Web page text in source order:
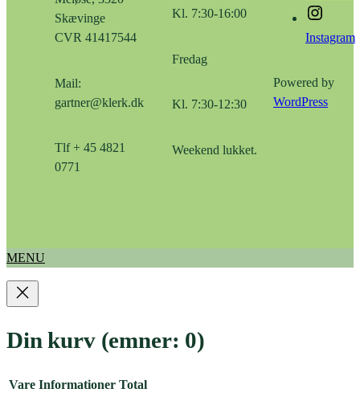
Skævinge
CVR 41417544
Mail:
gartner@klerk.dk
Tlf + 45 4821
0771
Kl. 7:30-16:00
Fredag
Kl. 7:30-12:30
Weekend lukket.
Instagram
Powered by
WordPress
MENU
Din kurv (emner: 0)
Vare Informationer Total